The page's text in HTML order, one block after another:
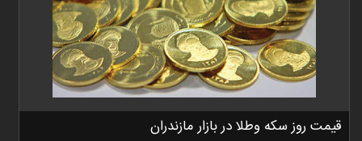
قیمت روز سکه وطلا در بازار مازندران